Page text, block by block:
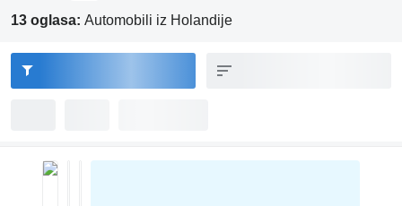
13 oglasa: Automobili iz Holandije